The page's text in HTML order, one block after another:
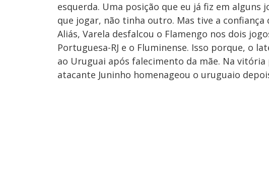
esquerda. Uma posição que eu já fiz em
que jogar, não tinha outro. Mas tive a confiança
Aliás, Varela desfalcou o Flamengo nos dois
Portuguesa-RJ e o Fluminense. Isso porque, o
ao Uruguai após falecimento da mãe. Na
atacante Juninho homenageou o uruguaio